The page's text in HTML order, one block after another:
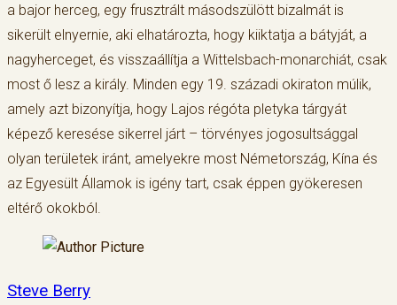
a bajor herceg, egy frusztrált másodszülött bizalmát is
sikerült elnyernie, aki elhatározta, hogy kiiktatja a bátyját, a
nagyherceget, és visszaállítja a Wittelsbach-monarchiát, csak
most ő lesz a király. Minden egy 19. századi okiraton múlik,
amely azt bizonyítja, hogy Lajos régóta pletyka tárgyát
képező keresése sikerrel járt – törvényes jogosultsággal
olyan területek iránt, amelyekre most Németország, Kína és
az Egyesült Államok is igény tart, csak éppen gyökeresen
eltérő okokból.
Steve Berry